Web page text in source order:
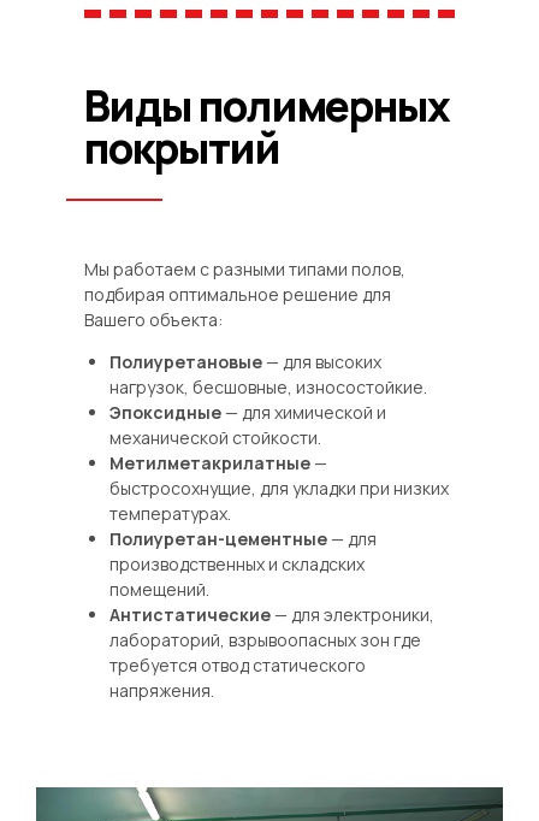
Виды полимерных
покрытий
Мы работаем с разными типами полов,
подбирая оптимальное решение для
Вашего объекта:
Полиуретановые— для высоких
нагрузок, бесшовные, износостойкие.
Эпоксидные— для химической и
механической стойкости.
Метилметакрилатные—
быстросохнущие, для укладки при низких
температурах.
Полиуретан-цементные— для
производственных и складских
помещений.
Антистатические— для электроники,
лабораторий, взрывоопасных зон где
требуется отвод статического
напряжения.